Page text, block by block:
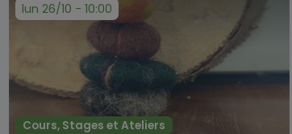
lun 26/10 - 10:00
Cours, Stages et Ateliers